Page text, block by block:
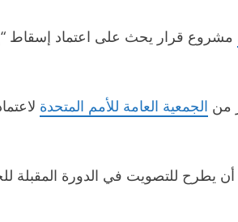
من الجمعية العامة للأمم المتحدة
للتصويت في الدورة المقبلة